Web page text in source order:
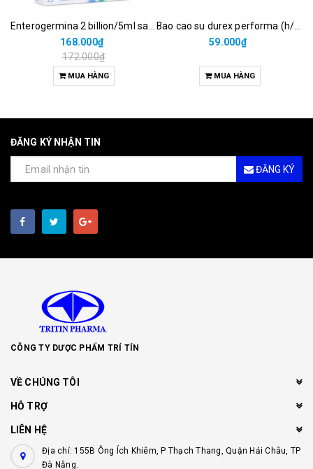
168.000₫
172.000₫
MUA HÀNG
59.000₫
MUA HÀNG
ĐĂNG KÝ NHẬN TIN
ĐĂNG KÝ
CÔNG TY DƯỢC PHẨM TRÍ TÍN
VỀ CHÚNG TÔI
HỖ TRỢ
LIÊN HỆ
Địa chỉ: 155B Ông Ích Khiêm, P Thạch Thang, Quận Hải Châu, TP
Đà Nẵng.